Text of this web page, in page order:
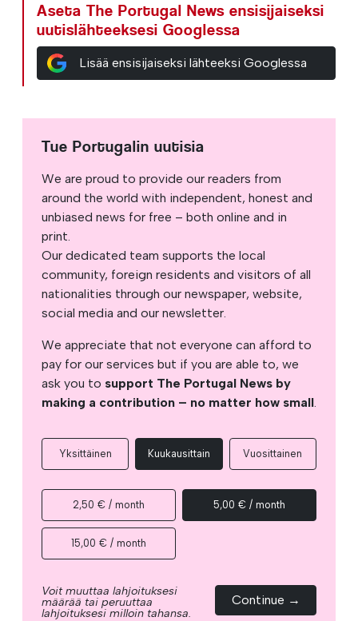
Aseta The Portugal News ensisijaiseksi
uutislähteeksesi Googlessa
Lisää ensisijaiseksi lähteeksi Googlessa
Tue Portugalin uutisia
We are proud to provide our readers from
around the world with independent, honest and
unbiased news for free – both online and in
print.
Our dedicated team supports the local
community, foreign residents and visitors of all
nationalities through our newspaper, website,
social media and our newsletter.
We appreciate that not everyone can afford to
pay for our services but if you are able to, we
ask you to support The Portugal News by
making a contribution – no matter how small.
Yksittäinen Kuukausittain Vuosittainen
2,50 € / month 5,00 € / month
15,00 € / month
Voit muuttaa lahjoituksesi
määrää tai peruuttaa
lahjoituksesi milloin tahansa.
Continue →